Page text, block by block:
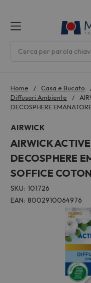
Home Casa e Bucato
Diffusori Ambiente
DECOSPHERE
AIRWICK
AIRWICK
DECOSPHERE
SOFFICE
SKU: 101726
EAN: 8002910064976